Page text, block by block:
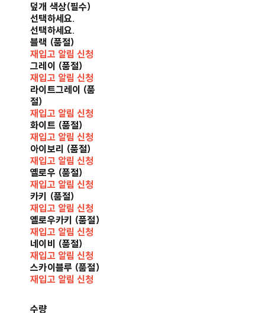
덮개 색상(필수)
선택하세요.
선택하세요.
블랙 (품절)
재입고 알림 신청
그레이 (품절)
재입고 알림 신청
라이트그레이 (품
절)
재입고 알림 신청
화이트 (품절)
재입고 알림 신청
아이보리 (품절)
재입고 알림 신청
옐로우 (품절)
재입고 알림 신청
카키 (품절)
재입고 알림 신청
옐로우카키 (품절)
재입고 알림 신청
네이비 (품절)
재입고 알림 신청
스카이블루 (품절)
재입고 알림 신청
수량